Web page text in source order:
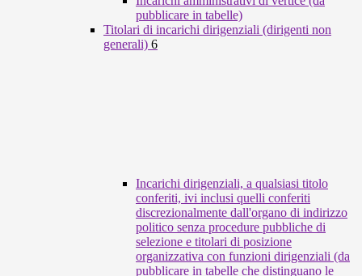
pubblicare in tabelle)
Titolari di incarichi dirigenziali (dirigenti non
generali) 6
Incarichi dirigenziali, a qualsiasi titolo
conferiti, ivi inclusi quelli conferiti
discrezionalmente dall'organo di indirizzo
politico senza procedure pubbliche di
selezione e titolari di posizione
organizzativa con funzioni dirigenziali (da
pubblicare in tabelle che distinguano le